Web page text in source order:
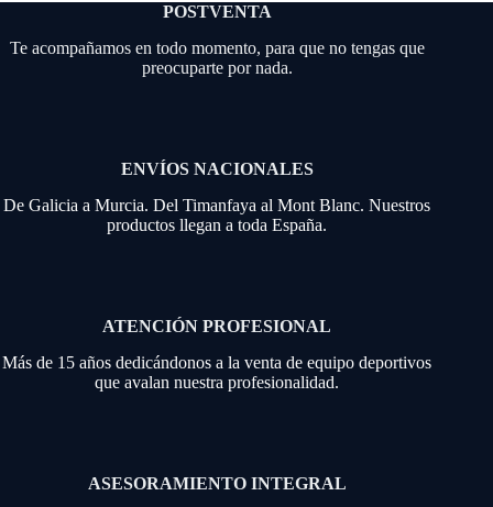
POSTVENTA
Te acompañamos en todo momento, para que no tengas que
preocuparte por nada.
ENVÍOS NACIONALES
De Galicia a Murcia. Del Timanfaya al Mont Blanc. Nuestros
productos llegan a toda España.
ATENCIÓN PROFESIONAL
Más de 15 años dedicándonos a la venta de equipo deportivos
que avalan nuestra profesionalidad.
ASESORAMIENTO INTEGRAL